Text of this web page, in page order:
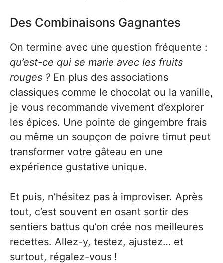
Des Combinaisons Gagnantes
On termine avec une question fréquente :
qu’est-ce qui se marie avec les fruits
rouges ? En plus des associations
classiques comme le chocolat ou la vanille,
je vous recommande vivement d’explorer
les épices. Une pointe de gingembre frais
ou même un soupçon de poivre timut peut
transformer votre gâteau en une
expérience gustative unique.
Et puis, n’hésitez pas à improviser. Après
tout, c’est souvent en osant sortir des
sentiers battus qu’on crée nos meilleures
recettes. Allez-y, testez, ajustez… et
surtout, régalez-vous !